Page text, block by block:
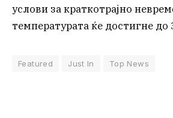
услови за краткотрајно
температурата ќе достигне до
Featured Just In Top News